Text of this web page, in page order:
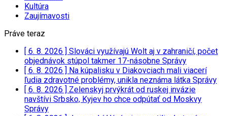
Kultúra
Zaujímavosti
Práve teraz
[ 6. 8. 2026 ] Slováci využívajú Wolt aj v zahraničí, počet
objednávok stúpol takmer 17-násobne Správy
[ 6. 8. 2026 ] Na kúpalisku v Diakovciach mali viacerí
ľudia zdravotné problémy, unikla neznáma látka Správy
[ 6. 8. 2026 ] Zelenskyj prvýkrát od ruskej invázie
navštívi Srbsko, Kyjev ho chce odpútať od Moskvy
Správy